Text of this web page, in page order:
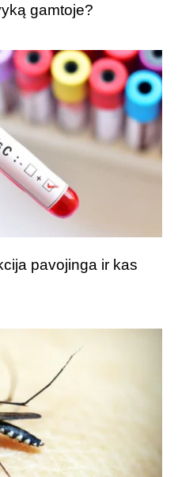
gamtoje?
pavojinga ir kas